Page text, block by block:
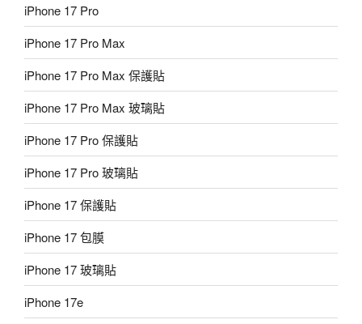
iPhone 17 Pro
iPhone 17 Pro Max
iPhone 17 Pro Max 保護貼
iPhone 17 Pro Max 玻璃貼
iPhone 17 Pro 保護貼
iPhone 17 Pro 玻璃貼
iPhone 17 保護貼
iPhone 17 包膜
iPhone 17 玻璃貼
iPhone 17e